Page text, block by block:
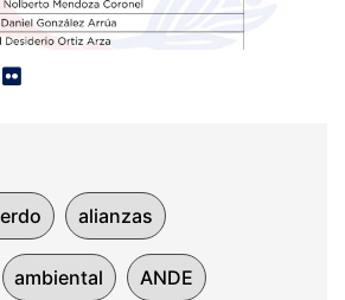
alianzas
ambiental ANDE